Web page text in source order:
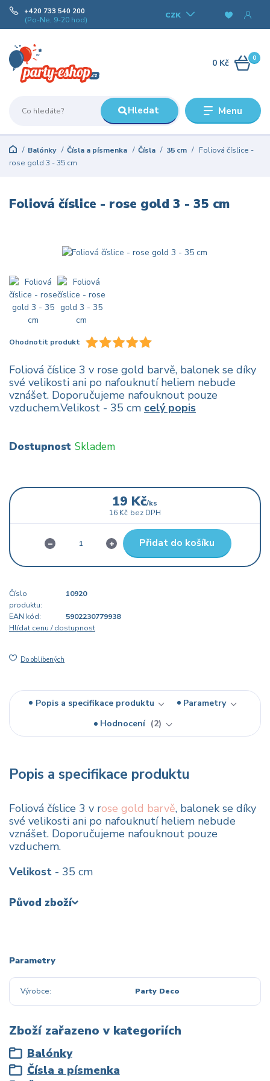
Menu
CZK
Hledat
+420 733 540 200
(Po-Ne, 9-20 hod)
0
0 Kč
Balónky Čísla a písmenka Čísla 35 cm
Foliová číslice -
rose gold 3 - 35 cm
Foliová číslice - rose gold 3 - 35 cm
Ohodnotit produkt
Foliová číslice 3 v rose gold barvě, balonek se díky
své velikosti ani po nafouknutí heliem nebude
vznášet. Doporučujeme nafouknout pouze
vzduchem.Velikost - 35 cm celý popis
Dostupnost Skladem
19 Kč/ks
16 Kč bez DPH
Přidat do košíku
Číslo
produktu:
10920
EAN kód:
5902230779938
Hlídat cenu / dostupnost
Do oblíbených
Popis a specifikace produktu
Parametry
Hodnocení
2
Popis a specifikace produktu
Foliová číslice 3 v rose gold barvě, balonek se díky
své velikosti ani po nafouknutí heliem nebude
vznášet. Doporučujeme nafouknout pouze
vzduchem.
Velikost - 35 cm
Původ zboží
Parametry
Výrobce Party Deco
Zboží zařazeno v kategoriích
Balónky
Čísla a písmenka